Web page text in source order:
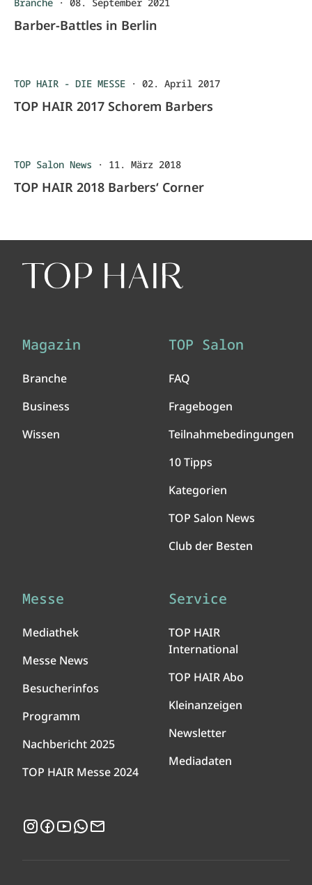
Barber-Battles in Berlin
TOP HAIR - DIE MESSE · 02. April 2017
TOP HAIR 2017 Schorem Barbers
TOP Salon News · 11. März 2018
TOP HAIR 2018 Barbers‘ Corner
Magazin
Branche
Business
Wissen
TOP Salon
FAQ
Fragebogen
Teilnahmebedingungen
10 Tipps
Kategorien
TOP Salon News
Club der Besten
Messe
Mediathek
Messe News
Besucherinfos
Programm
Nachbericht 2025
TOP HAIR Messe 2024
Service
TOP HAIR
International
TOP HAIR Abo
Kleinanzeigen
Newsletter
Mediadaten
Instagram
Facebook
YouTubeWhatsApp